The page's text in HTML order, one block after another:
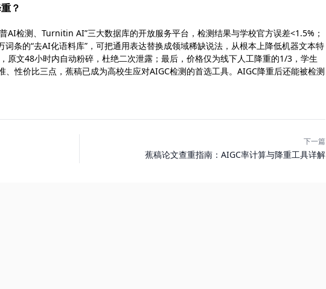
？
AI检测、Turnitin AI”三大数据库的开放服务平台，检测结果与学校官方误差<1.5%；
条的“去AI化语料库”，可把通用表达替换成领域稀缺说法，从根本上降低机器文本特
原文48小时内自动粉碎，杜绝二次泄露；最后，价格仅为线下人工降重的1/3，学生
性价比三点，蕉稿已成为高校生应对AIGC检测的首选工具。AIGC降重后还能被检测
下一篇
蕉稿论文查重指南：AIGC率计算与降重工具详解